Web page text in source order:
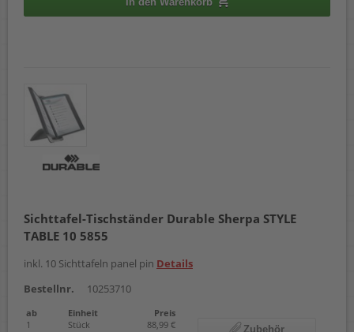
Sichttafel-Tischständer Durable Sherpa STYLE
TABLE 10 5855
inkl. 10 Sichttafeln panel pin Details
Bestellnr.
10253710
ab Einheit
Preis
1
Stück 88,99 € Zubehör